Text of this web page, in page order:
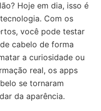
Hoje em dia, isso é
Com os
você pode testar
cabelo de forma
a curiosidade ou
real, os apps
se tornaram
da aparência.